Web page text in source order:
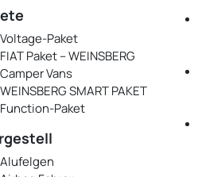
Voltage-Paket
FIAT Paket – WEINSBERG
Camper Vans
WEINSBERG SMART PAKET
Function-Paket
Alufelgen